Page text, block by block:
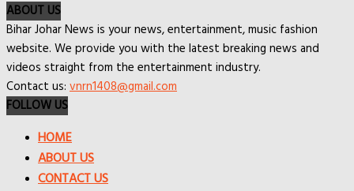
ABOUT US
Bihar Johar News is your news, entertainment, music fashion
website. We provide you with the latest breaking news and
videos straight from the entertainment industry.
Contact us: vnrn1408@gmail.com
FOLLOW US
HOME
ABOUT US
CONTACT US